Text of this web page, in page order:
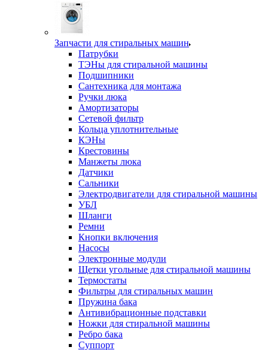
Запчасти для стиральных машин
Патрубки
ТЭНы для стиральной машины
Подшипники
Сантехника для монтажа
Ручки люка
Амортизаторы
Сетевой фильтр
Кольца уплотнительные
КЭНы
Крестовины
Манжеты люка
Датчики
Сальники
Электродвигатели для стиральной машины
УБЛ
Шланги
Ремни
Кнопки включения
Насосы
Электронные модули
Щетки угольные для стиральной машины
Термостаты
Фильтры для стиральных машин
Пружина бака
Антивибрационные подставки
Ножки для стиральной машины
Ребро бака
Суппорт